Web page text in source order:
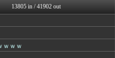
修羅場ライフ速報
軍事・ミリタリー速報☆彡
子育てちゃんねる
わんこーる速報！
13805 in / 41902 out
ｗｗｗ